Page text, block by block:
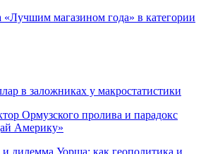
«Лучшим магазином года» в категории
в заложниках у макростатистики
Ормузского пролива и парадокс
Америку»
и дилемма Уорша: как геополитика и